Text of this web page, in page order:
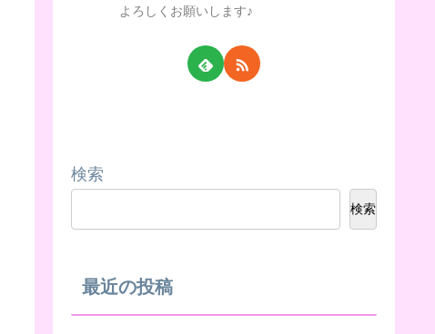
よろしくお願いします♪
検索
検索
最近の投稿